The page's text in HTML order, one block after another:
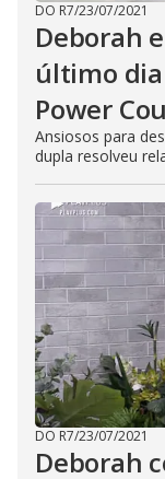
DO R7/23/07/2021
Deborah
último
Power
Ansiosos para
dupla resolveu
DO R7/23/07/2021
Deborah